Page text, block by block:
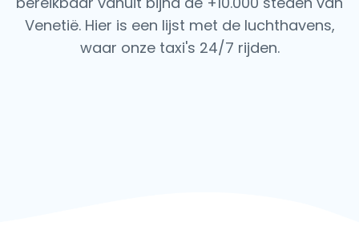
Venetië. Hier is een lijst met de luchthavens,
waar onze taxi's 24/7 rijden.